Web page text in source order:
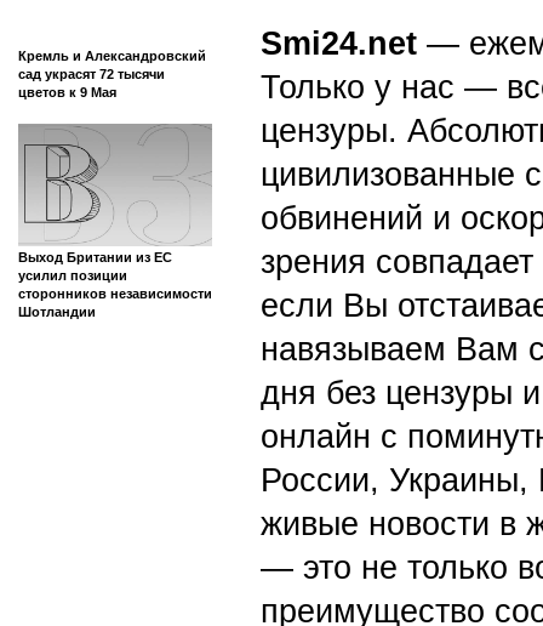
Кремль и Александровский
сад украсят 72 тысячи
цветов к 9 Мая
Выход Британии из ЕС
усилил позиции
сторонников независимости
Шотландии
Smi24.net —
Только у нас —
цензуры.
цивилизованные
обвинений и
зрения
если Вы
навязываем Вам
дня без цензуры
онлайн с
России,
живые новости в
— это не только
преимущество